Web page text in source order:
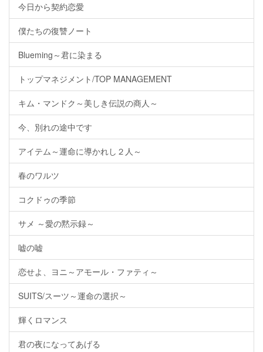
今日から契約恋愛
僕たちの復讐ノート
Blueming～君に染まる
トップマネジメント/TOP MANAGEMENT
キム・マンドク～美しき伝説の商人～
今、別れの途中です
アイテム～運命に導かれし２人～
春のワルツ
コクドゥの季節
サメ ～愛の黙示録～
嘘の嘘
恋せよ、ヨニ～アモール・ファティ～
SUITS/スーツ～運命の選択～
輝くロマンス
君の夜になってあげる